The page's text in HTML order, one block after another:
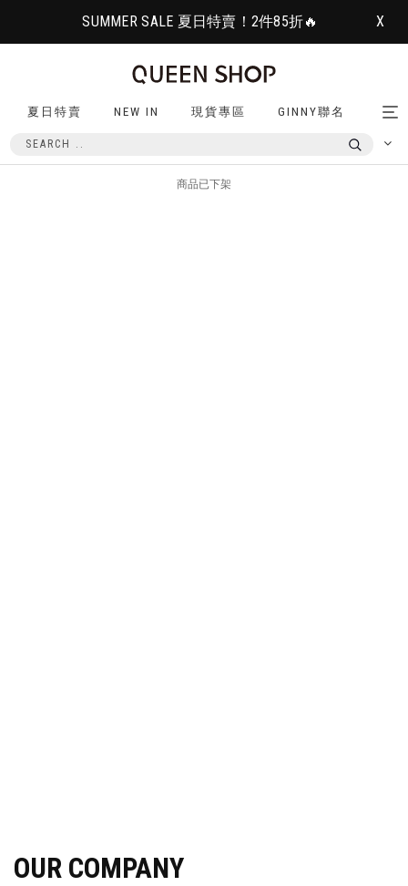
SUMMER SALE 夏日特賣！2件85折🔥 X
夏日特賣 NEW IN 現貨專區 GINNY聯名
商品已下架
OUR COMPANY